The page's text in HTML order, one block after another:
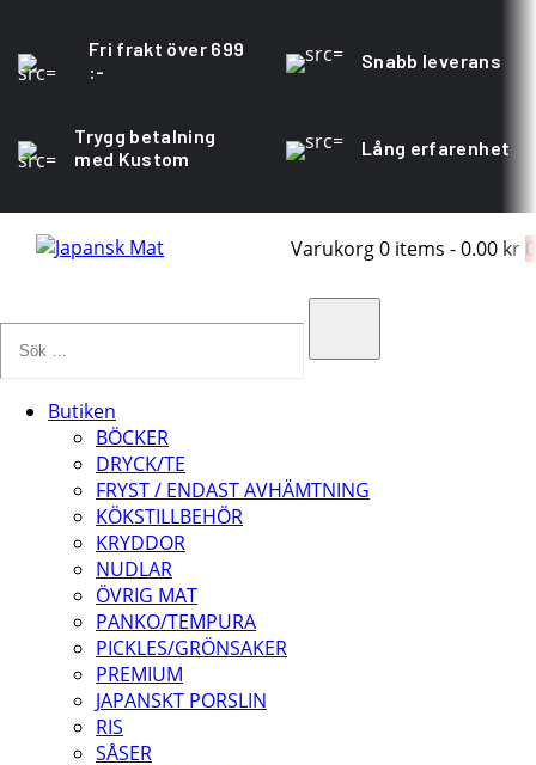
Fri frakt över 699
:-
Snabb leverans
Trygg betalning
med Kustom
Lång erfarenhet
Varukorg0 items -0.00 kr 0
Butiken
BÖCKER
DRYCK/TE
FRYST / ENDAST AVHÄMTNING
KÖKSTILLBEHÖR
KRYDDOR
NUDLAR
ÖVRIG MAT
PANKO/TEMPURA
PICKLES/GRÖNSAKER
PREMIUM
JAPANSKT PORSLIN
RIS
SÅSER